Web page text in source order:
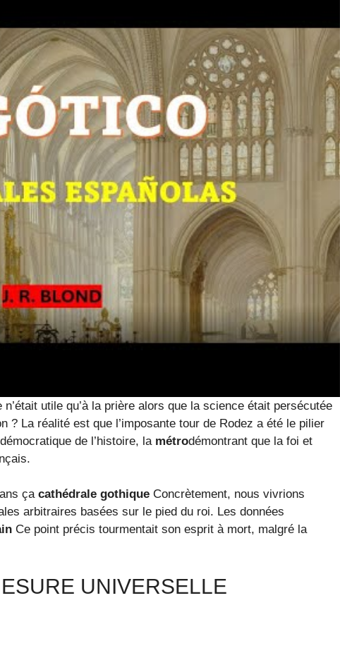
utile qu’à la prière alors que la science était persécutée
? La réalité est que l’imposante tour de Rodez a été le pilier
de l’histoire, la métrodémontrant que la foi et
ça cathédrale gothique Concrètement, nous vivrions
arbitraires basées sur le pied du roi. Les données
Ce point précis tourmentait son esprit à mort, malgré la
UNIVERSELLE